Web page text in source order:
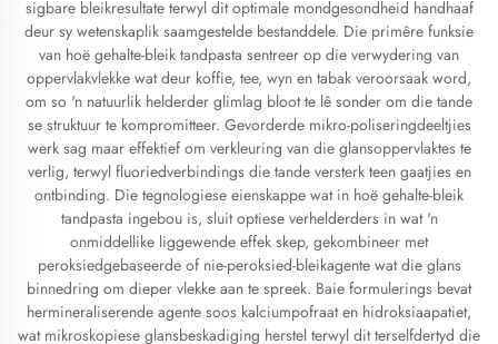
sigbare bleikresultate terwyl dit optimale mondgesondheid handhaaf
deur sy wetenskaplik saamgestelde bestanddele. Die primêre funksie
van hoë gehalte-bleik tandpasta sentreer op die verwydering van
oppervlakvlekke wat deur koffie, tee, wyn en tabak veroorsaak word,
om so 'n natuurlik helderder glimlag bloot te lê sonder om die tande
se struktuur te kompromitteer. Gevorderde mikro-poliseringdeeltjies
werk sag maar effektief om verkleuring van die glansoppervlaktes te
verlig, terwyl fluoriedverbindings die tande versterk teen gaatjies en
ontbinding. Die tegnologiese eienskappe wat in hoë gehalte-bleik
tandpasta ingebou is, sluit optiese verhelderders in wat 'n
onmiddellike liggewende effek skep, gekombineer met
peroksiedgebaseerde of nie-peroksied-bleikagente wat die glans
binnedring om dieper vlekke aan te spreek. Baie formulerings bevat
hermineraliserende agente soos kalciumpofraat en hidroksiaapatiet,
wat mikroskopiese glansbeskadiging herstel terwyl dit terselfdertyd die